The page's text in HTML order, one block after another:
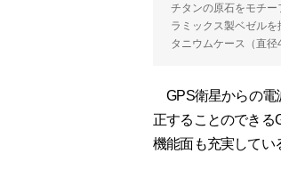
チタンの原石をモチ
ラミックス製ベゼル
タニウムケース（直
GPS衛星からの電
正することのできる
機能面も充実してい